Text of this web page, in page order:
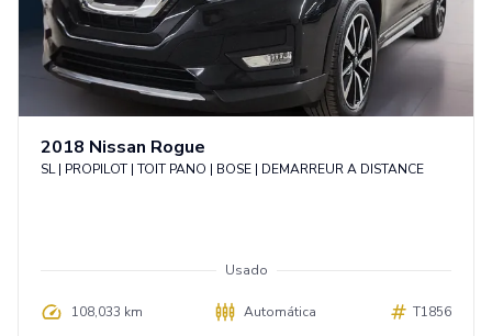
2018 Nissan Rogue
SL | PROPILOT | TOIT PANO | BOSE | DEMARREUR A DISTANCE
Usado
108,033 km Automática T1856